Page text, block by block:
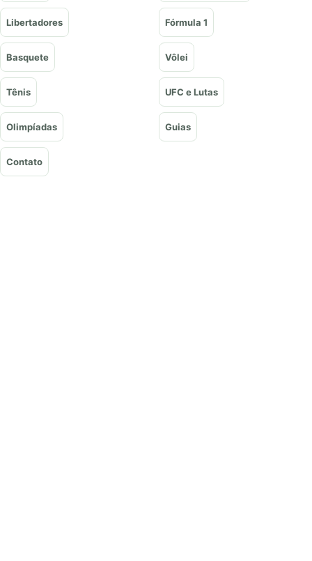
Libertadores Fórmula 1
Basquete Vôlei
Tênis UFC e Lutas
Olimpíadas Guias
Contato